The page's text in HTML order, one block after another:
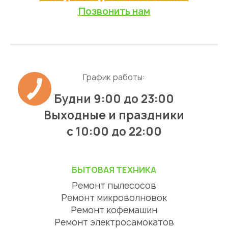
Позвонить нам
График работы:
Будни 9:00 до 23:00
Выходные и праздники
с 10:00 до 22:00
БЫТОВАЯ ТЕХНИКА
Ремонт пылесосов
Ремонт микроволновок
Ремонт кофемашин
Ремонт электросамокатов